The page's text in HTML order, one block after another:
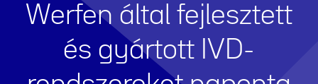
Werfen által fejlesztett
és gyártott IVD-